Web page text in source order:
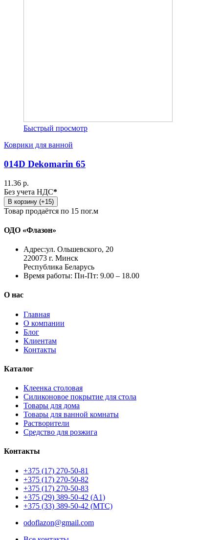
Быстрый просмотр
Коврики для ванной
014D Dekomarin 65
11.36 р.
Без учета НДС*
В корзину (+15)
Товар продаётся по 15 пог.м
ОДО «Флазон»
Адрес:ул. Ольшевского, 20
220073 г. Минск
Республика Беларусь
Время работы: Пн-Пт: 9.00 – 18.00
О нас
Главная
О компании
Блог
Клиентам
Контакты
Каталог
Клеенка столовая
Силиконовое покрытие для стола
Товары для дома
Товары для ванной комнаты
Растворители
Средство для розжига
Контакты
+375 (17) 270-50-81
+375 (17) 270-50-82
+375 (17) 270-50-83
+375 (29) 389-50-42 (А1)
+375 (33) 389-50-42 (МТС)
odoflazon@gmail.com